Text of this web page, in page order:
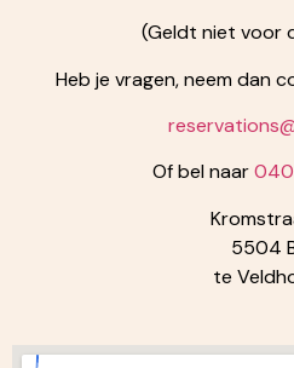
(Geldt niet voor
Heb je vragen, neem dan
Of bel naar
5504
te